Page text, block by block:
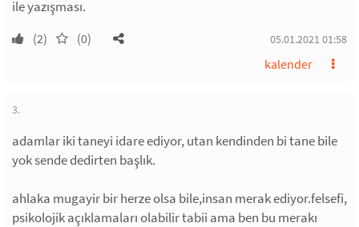
ile yazışması.
(2) (0) 05.01.2021 01:58
kalender
3.
adamlar iki taneyi idare ediyor, utan kendinden bi tane bile
yok sende dedirten başlık.
ahlaka mugayir bir herze olsa bile,insan merak ediyor.felsefi,
psikolojik açıklamaları olabilir tabii ama ben bu merakı